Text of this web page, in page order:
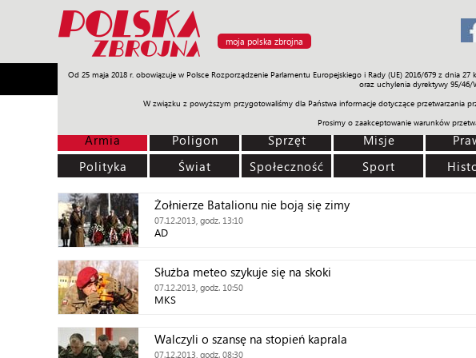
moja polska zbrojna
Od 25 maja 2018 r. obowiązuje w Polsce Rozporządzenie Parlamentu Europejskiego i Rady (UE) 2016/679 z dnia
oraz uchylenia dyrektywy 95/46/
W związku z powyższym przygotowaliśmy dla Państwa informacje dotyczące przetwarzania
Prosimy o zaakceptowanie warunków
Armia Poligon Sprzęt Misje Polityka Prawo Świat Społeczność
Armia Poligon Sprzęt Misje
Polityka
Świat Społeczność Sport
Żołnierze Batalionu nie boją się zimy
07.12.2013, godz. 13:10
AD
Służba meteo szykuje się na skoki
07.12.2013, godz. 10:50
MKS
Walczyli o szansę na stopień kaprala
07.12.2013, godz. 08:30